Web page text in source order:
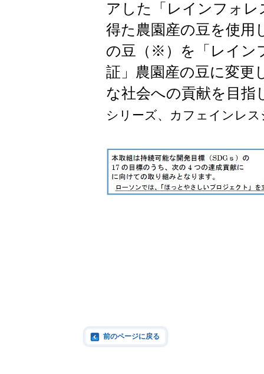
アした「レインフォ
得た農園産の豆を使用
の豆（※）を「レイン
証」農園産の豆に変更
な社会への貢献を目指
シリーズ、カフェインレ
前のページに戻る